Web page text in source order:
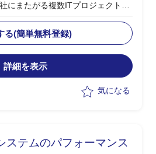
にまたがる複数ITプロジェクトの
ープ会社IT担当やベンダーとの定
実施、各社案件の進捗把握・整理
社IT推進部への報告資料（進捗サマ
ンダー／グループ会社間の調整事項
ジェクト計画書・WBS・スケジュ
る(簡単無料登録)
詳細を表示
気になる
ステムのパフォーマンス